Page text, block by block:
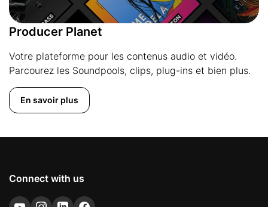
Producer Planet
Votre plateforme pour les contenus audio et vidéo.
Parcourez les Soundpools, clips, plug-ins et bien plus.
En savoir plus
Connect with us